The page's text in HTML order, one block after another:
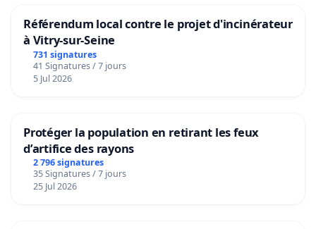
Référendum local contre le projet d'incinérateur
à Vitry-sur-Seine
731 signatures
41 Signatures / 7 jours
5 Jul 2026
Protéger la population en retirant les feux
d’artifice des rayons
2 796 signatures
35 Signatures / 7 jours
25 Jul 2026